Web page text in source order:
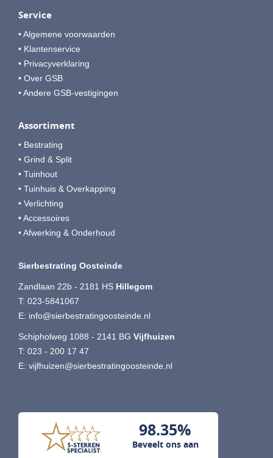
Service
• Algemene voorwaarden
• Klantenservice
• Privacyverklaring
• Over GSB
• Andere GSB-vestigingen
Assortiment
• Bestrating
• Grind & Split
• Tuinhout
• Tuinhuis & Overkapping
• Verlichting
• Accessoires
• Afwerking & Onderhoud
Sierbestrating Oosteinde
Zandlaan 22b - 2181 HS Hillegom
T: 023-5841067
E: info@sierbestratingoosteinde.nl
Schipholweg 1088 - 2141 BG Vijfhuizen
T: 023 - 200 17 47
E: vijfhuizen@sierbestratingoosteinde.nl
98.35%
Beveelt ons aan